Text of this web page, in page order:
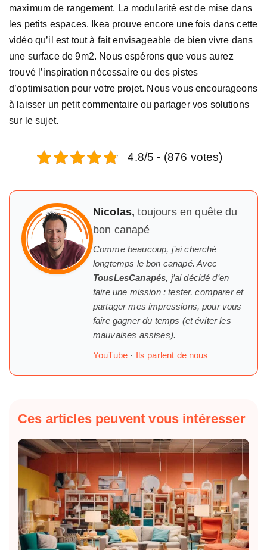
maximum de rangement. La modularité est de mise dans
les petits espaces. Ikea prouve encore une fois dans cette
vidéo qu’il est tout à fait envisageable de bien vivre dans
une surface de 9m2. Nous espérons que vous aurez
trouvé l’inspiration nécessaire ou des pistes
d’optimisation pour votre projet. Nous vous encourageons
à laisser un petit commentaire ou partager vos solutions
sur le sujet.
4.8/5 - (876 votes)
Nicolas,toujours en quête du
bon canapé
Comme beaucoup, j’ai cherché
longtemps lebon canapé. Avec
TousLesCanapés, j’ai décidé d’en
faire une mission : tester, comparer et
partager mes impressions, pour vous
faire gagner du temps (et éviter les
mauvaises assises).
YouTube · Ils parlent de nous
Ces articles peuvent vous intéresser